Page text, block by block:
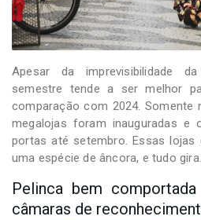
Apesar da imprevisibilidade
semestre tende a ser melhor
comparação com 2024. Somente
megalojas foram inauguradas e
portas até setembro. Essas lojas
uma espécie de âncora, e tudo gira.
Pelinca bem
câmaras de